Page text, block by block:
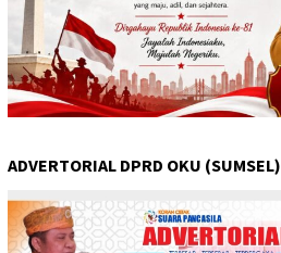
ADVERTORIAL DPRD OKU (SUMSEL)